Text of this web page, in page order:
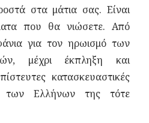
στα μάτια σας. Είναι
που θα νιώσετε. Από
για τον ηρωισμό των
μέχρι έκπληξη και
κατασκευαστικές
των Ελλήνων της τότε